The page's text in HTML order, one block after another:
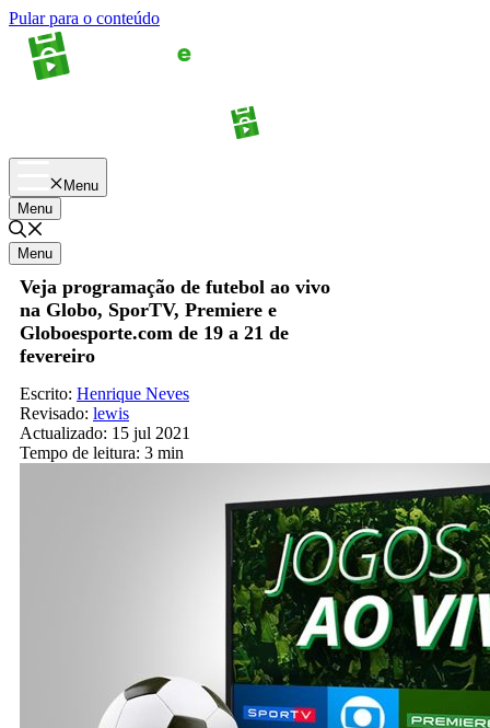
Pular para o conteúdo
Menu
Menu
Menu
Veja programação de futebol ao vivo
na Globo, SporTV, Premiere e
Globoesporte.com de 19 a 21 de
fevereiro
Escrito: Henrique Neves
Revisado: lewis
Actualizado: 15 jul 2021
Tempo de leitura: 3 min